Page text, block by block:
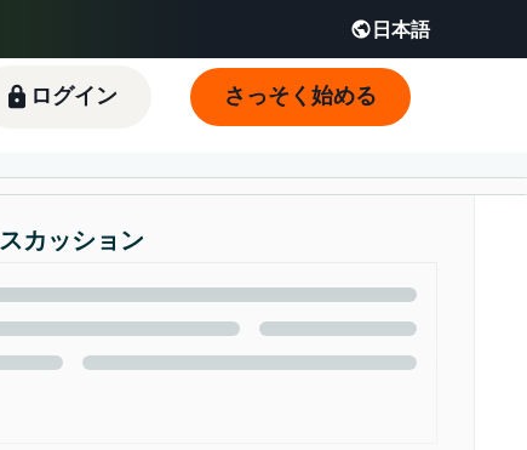
日本語
English - JP
ログイン さっそく始める
カッション